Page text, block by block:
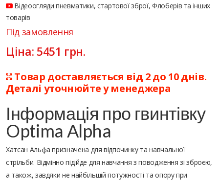
Відеоогляди пневматики, стартової зброї, Флоберів та інших
товарів
Під замовлення
Ціна: 5451 грн.
Товар доставляється від 2 до 10 днів.
Деталі уточнюйте у менеджера
Інформація про гвинтівку
Optima Alpha
Хатсан Альфа призначена для відпочинку та навчальної
стрільби. Відмінно підійде для навчання з поводження зі зброєю,
а також, завдяки не найбільшій потужності та опору при